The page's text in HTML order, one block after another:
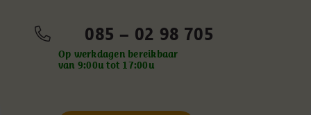
085 – 02 98 705
Op werkdagen bereikbaar
van 9:00u tot 17:00u